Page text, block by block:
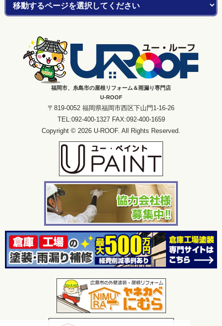
福岡市、糸島市の屋根リフォーム＆雨漏り専門店
U-ROOF
〒819-0052 福岡県福岡市西区下山門1-16-26
TEL:092-400-1327 FAX:092-400-1659
Copyright © 2026 U-ROOF. All Rights Reserved.